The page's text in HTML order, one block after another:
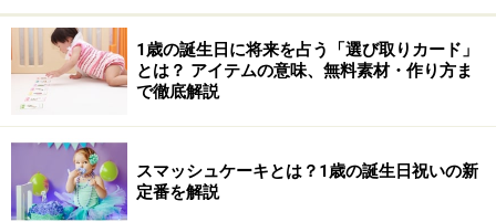
1歳の誕生日に将来を占う「選び取りカード」
とは？ アイテムの意味、無料素材・作り方ま
で徹底解説
スマッシュケーキとは？1歳の誕生日祝いの新
定番を解説